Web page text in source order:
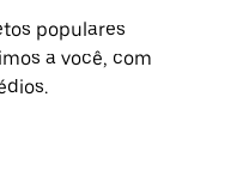
populares
a você, com